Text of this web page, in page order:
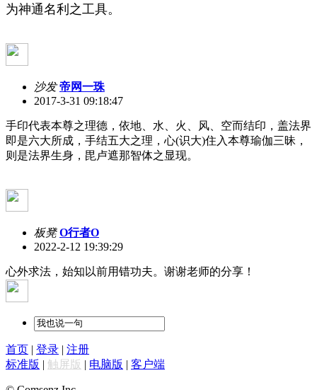
为神通名利之工具。
沙发 帝网一珠
2017-3-31 09:18:47
手印代表本尊之理德，依地、水、火、风、空而结印，盖法界
即是六大所成，手结五大之理，心(识大)住入本尊瑜伽三昧，
则是法界生身，毘卢遮那智体之显现。
板凳 O行者O
2022-2-12 19:39:29
心外求法，始知以前用错功夫。谢谢老师的分享！
首页 | 登录 | 注册
标准版 | 触屏版 | 电脑版 | 客户端